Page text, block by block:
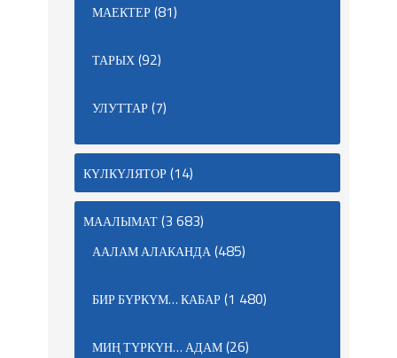
МАЕКТЕР(81)
ТАРЫХ(92)
УЛУТТАР(7)
КҮЛКҮЛЯТОР(14)
МААЛЫМАТ(3 683)
ААЛАМ АЛАКАНДА(485)
БИР БҮРКҮМ… КАБАР(1 480)
МИҢ ТҮРКҮН… АДАМ(26)